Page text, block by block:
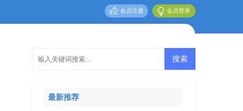
会员登录
会员注册
最新推荐